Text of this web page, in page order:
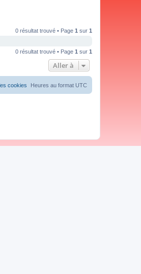
0 résultat trouvé • Page 1 sur 1
0 résultat trouvé • Page 1 sur 1
Aller à
Heures au format UTC
cookies